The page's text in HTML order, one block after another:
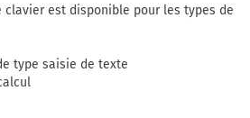
clavier est disponible pour les types de
type saisie de texte